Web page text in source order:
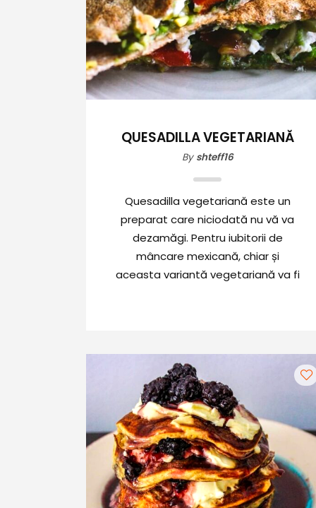
QUESADILLA VEGETARIANĂ
By shteff16
Quesadilla vegetariană este un
preparat care niciodată nu vă va
dezamăgi. Pentru iubitorii de
mâncare mexicană, chiar și
aceasta variantă vegetariană va fi
vitamine și nutrienți datorită
multitudinii de legume pe care le
conține.